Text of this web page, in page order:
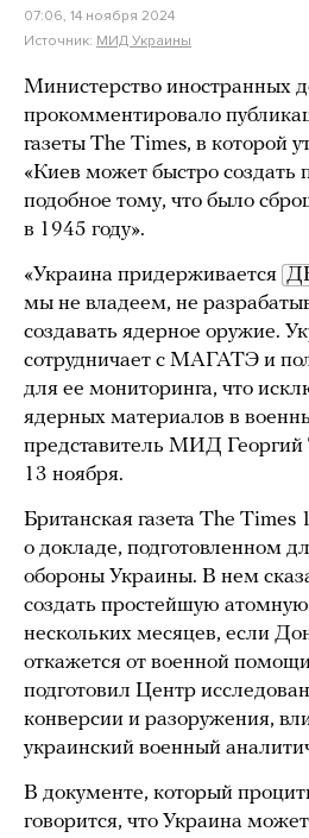
07:06, 14 ноября 2024
Источник: МИД Украины
Министерство иностранных
прокомментировало
газеты The Times, в которой
«Киев может быстро создать
подобное тому, что было
в 1945 году».
«Украина придерживается
мы не владеем, не
создавать ядерное оружие.
сотрудничает с МАГАТЭ и
для ее мониторинга, что
ядерных материалов в
представитель МИД
13 ноября.
Британская газета The Times
о докладе, подготовленном
обороны Украины. В нем
создать простейшую
нескольких месяцев, если
откажется от военной
подготовил Центр
конверсии и разоружения,
украинский военный
В документе, который
говорится, что Украина